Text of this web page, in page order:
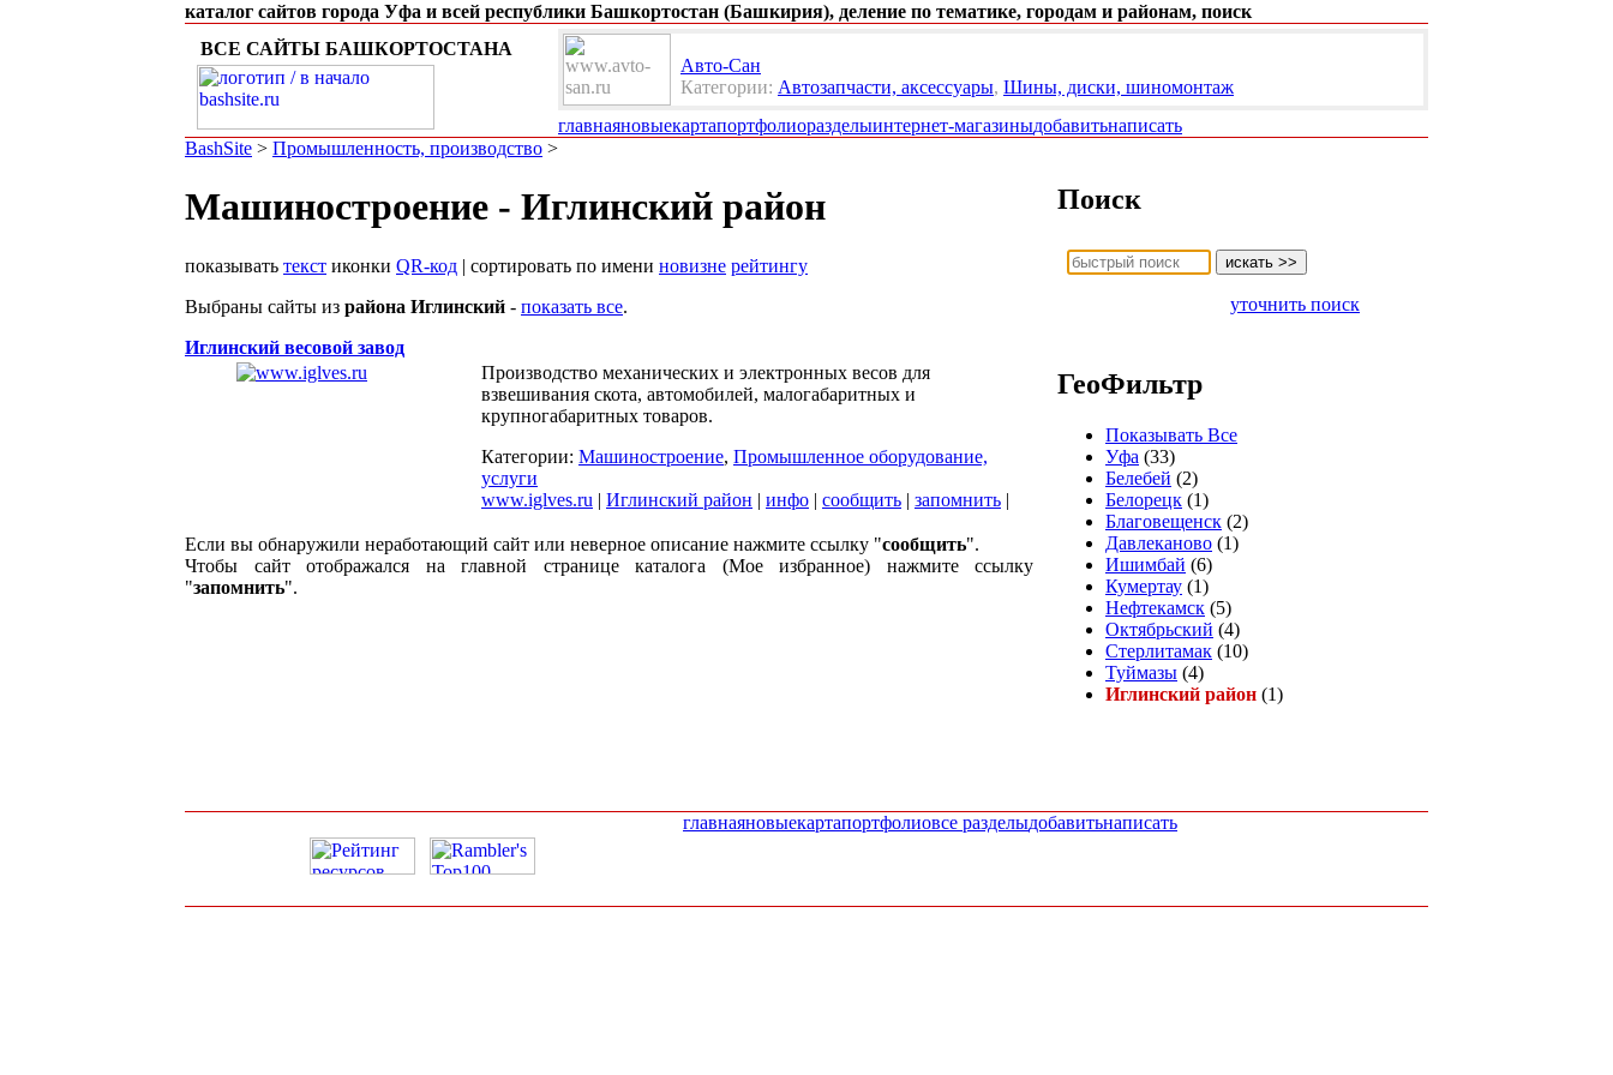
каталог сайтов города Уфа и всей республики Башкортостан (Башкирия), деление по тематике, городам и районам, поиск
ВСЕ САЙТЫ БАШКОРТОСТАНА
Авто-Сан
Категории: Автозапчасти, аксессуары, Шины, диски, шиномонтаж
главнаяновыекартапортфолиоразделыинтернет-магазиныдобавитьнаписать
BashSite > Промышленность, производство >
Машиностроение - Иглинский район
показывать текст иконки QR-код | сортировать по имени новизне рейтингу
Выбраны сайты из района Иглинский - показать все.
Иглинский весовой завод
Производство механических и электронных весов для
взвешивания скота, автомобилей, малогабаритных и
крупногабаритных товаров.
Категории: Машиностроение, Промышленное оборудование,
услуги
www.iglves.ru | Иглинский район | инфо | сообщить | запомнить |
Если вы обнаружили неработающий сайт или неверное описание нажмите ссылку "сообщить".
Чтобы сайт отображался на главной странице каталога (Мое избранное) нажмите ссылку
"запомнить".
Поиск
уточнить поиск
ГеоФильтр
Показывать Все
Уфа (33)
Белебей (2)
Белорецк (1)
Благовещенск (2)
Давлеканово (1)
Ишимбай (6)
Кумертау (1)
Нефтекамск (5)
Октябрьский (4)
Стерлитамак (10)
Туймазы (4)
Иглинский район (1)
главнаяновыекартапортфолиовсе разделыдобавитьнаписать